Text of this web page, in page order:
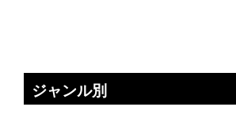
ジャンル別